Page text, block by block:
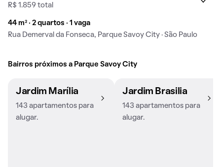
R$ 1.859 total
44 m² · 2 quartos · 1 vaga
Rua Demerval da Fonseca, Parque Savoy City · São Paulo
Bairros próximos a Parque Savoy City
Jardim Marília
143 apartamentos para
alugar.
Jardim Brasilia
143 apartamentos para
alugar.